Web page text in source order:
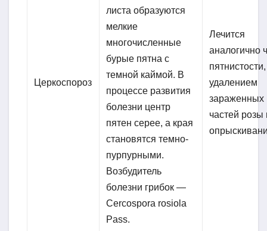
Церкоспороз
листа образуются
мелкие
многочисленные
бурые пятна с
темной каймой. В
процессе развития
болезни центр
пятен серее, а края
становятся темно-
пурпурными.
Возбудитель
болезни грибок —
Cercospora rosiola
Pass.
Лечится
аналогично
пятнистости,
удалением
зараженных
частей розы